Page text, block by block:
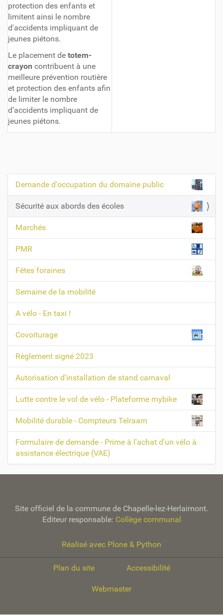
protection des enfants et
limitent ainsi le nombre
d'accidents impliquant de
jeunes piétons.
Le placement de totem-
crayon contribuent à une
meilleure prévention routière
et protection des enfants afin
de limiter le nombre
d’accidents impliquant de
jeunes piétons.
N
a
v
i
g
a
t
i
n
Demande d'occupation du domaine public
Sécurité aux abords des écoles
Marchés
PMR
Fêtes foraines
Semaine de la mobilité
A vélo - En taxi !
Covoiturage
Règlement signé 2023
Autorisation d'installation de stand carnaval
Lutte contre le vol de vélo - Plateforme mybike
Mobilité durable - Compteurs Telraam
Formulaire de demande - Prime à l'achat d'un vélo à
assistance électrique (VAE)
Site officiel de la commune de Chapelle-lez-Herlaimont.
Editeur responsable: Collège communal
Réalisé avec Plone & Python
Plan du site Accessibilité
Webmaster